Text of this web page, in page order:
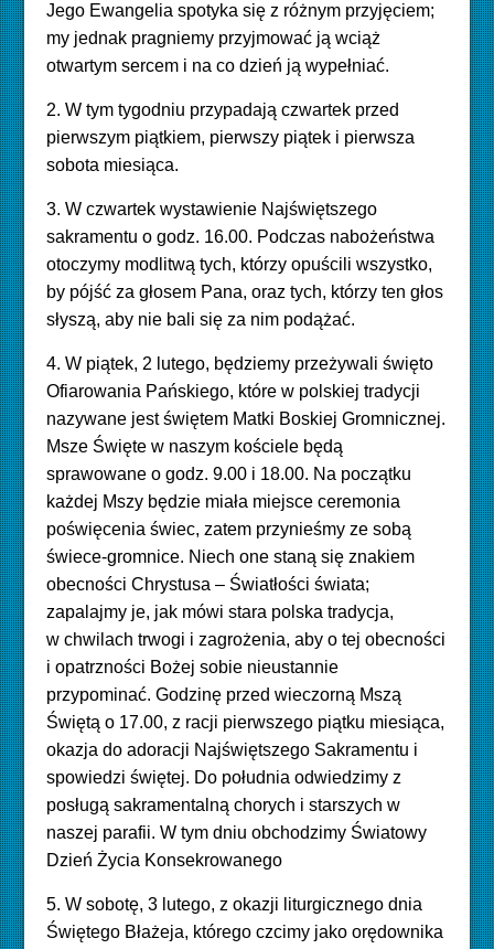
Jego Ewangelia spotyka się z różnym przyjęciem;
my jednak pragniemy przyjmować ją wciąż
otwartym sercem i na co dzień ją wypełniać.
2. W tym tygodniu przypadają czwartek przed
pierwszym piątkiem, pierwszy piątek i pierwsza
sobota miesiąca.
3. W czwartek wystawienie Najświętszego
sakramentu o godz. 16.00. Podczas nabożeństwa
otoczymy modlitwą tych, którzy opuścili wszystko,
by pójść za głosem Pana, oraz tych, którzy ten głos
słyszą, aby nie bali się za nim podążać.
4. W piątek, 2 lutego, będziemy przeżywali święto
Ofiarowania Pańskiego, które w polskiej tradycji
nazywane jest świętem Matki Boskiej Gromnicznej.
Msze Święte w naszym kościele będą
sprawowane o godz. 9.00 i 18.00. Na początku
każdej Mszy będzie miała miejsce ceremonia
poświęcenia świec, zatem przynieśmy ze sobą
świece-gromnice. Niech one staną się znakiem
obecności Chrystusa – Światłości świata;
zapalajmy je, jak mówi stara polska tradycja,
w chwilach trwogi i zagrożenia, aby o tej obecności
i opatrzności Bożej sobie nieustannie
przypominać. Godzinę przed wieczorną Mszą
Świętą o 17.00, z racji pierwszego piątku miesiąca,
okazja do adoracji Najświętszego Sakramentu i
spowiedzi świętej. Do południa odwiedzimy z
posługą sakramentalną chorych i starszych w
naszej parafii. W tym dniu obchodzimy Światowy
Dzień Życia Konsekrowanego
5. W sobotę, 3 lutego, z okazji liturgicznego dnia
Świętego Błażeja, którego czcimy jako orędownika